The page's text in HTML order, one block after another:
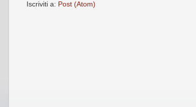
Iscriviti a: Post (Atom)